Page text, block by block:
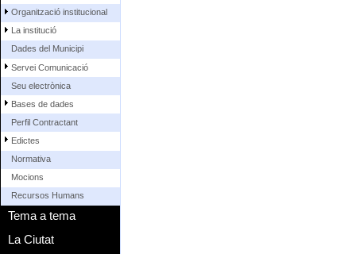
Organització institucional
La institució
Dades del Municipi
Servei Comunicació
Seu electrònica
Bases de dades
Perfil Contractant
Edictes
Normativa
Mocions
Recursos Humans
Tema a tema
La Ciutat